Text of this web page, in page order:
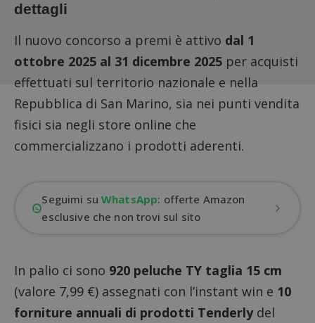
dettagli
Il nuovo concorso a premi è attivo dal 1
ottobre 2025 al 31 dicembre 2025 per acquisti
effettuati sul territorio nazionale e nella
Repubblica di San Marino, sia nei punti vendita
fisici sia negli store online che
commercializzano i prodotti aderenti.
Seguimi suWhatsApp: offerte Amazon
esclusive che non trovi sul sito
In palio ci sono 920 peluche TY taglia 15 cm
(valore 7,99 €) assegnati con l’instant win e 10
forniture annuali di prodotti Tenderlydel